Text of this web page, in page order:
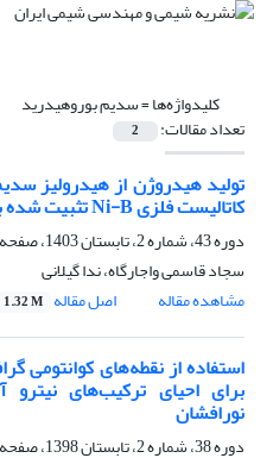
کلیدواژه‌ها =سدیم بوروهیدرید
تعداد مقالات: 2
تولید هیدروژن از هیدرولیز
کاتالیست فلزی Ni-B تثبیت شده بر چوب ذرت
دوره 43، شماره 2، تابستان 1403، صفحه
سجاد قاسمی واجارگاه، ندا گیلانی
مشاهده مقاله
اصل مقاله 1.32 M
استفاده از نقطه‌های کوانتومی
برای احیای ترکیب‌های
نورافشان
دوره 38، شماره 2، تابستان 1398، صفحه